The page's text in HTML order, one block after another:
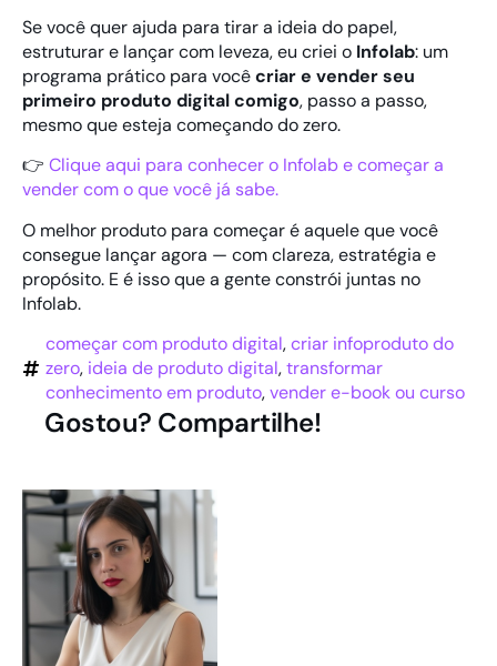
Se você quer ajuda para tirar a ideia do papel,
estruturar e lançar com leveza, eu criei o Infolab: um
programa prático para vocêcriar e vender seu
primeiro produto digital comigo, passo a passo,
mesmo que esteja começando do zero.
👉 Clique aqui para conhecer o Infolab e começar a
vender com o que você já sabe.
O melhor produto para começar é aquele que você
consegue lançar agora — com clareza, estratégia e
propósito. E é isso que a gente constrói juntas no
Infolab.
começar com produto digital,criar infoproduto do
zero, ideia de produto digital,transformar
conhecimento em produto,vender e-book ou curso
Gostou? Compartilhe!